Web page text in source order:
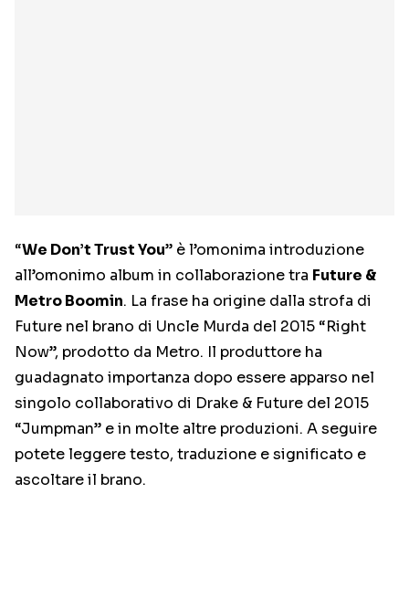
“We Don’t Trust You” è l’omonima introduzione
all’omonimo album in collaborazione tra Future &
Metro Boomin. La frase ha origine dalla strofa di
Future nel brano di Uncle Murda del 2015 “Right
Now”, prodotto da Metro. Il produttore ha
guadagnato importanza dopo essere apparso nel
singolo collaborativo di Drake & Future del 2015
“Jumpman” e in molte altre produzioni. A seguire
potete leggere testo, traduzione e significato e
ascoltare il brano.